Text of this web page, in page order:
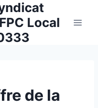
Local
de la